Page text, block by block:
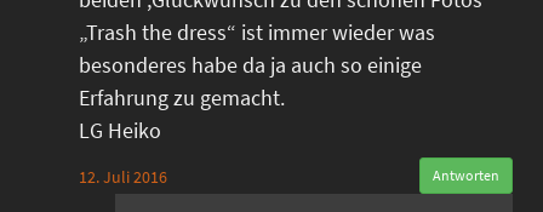
„Trash the dress“ ist immer wieder was
besonderes habe da ja auch so einige
Erfahrung zu gemacht.
LG Heiko
12. Juli 2016 Antworten